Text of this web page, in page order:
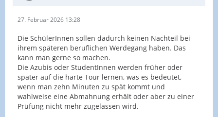
27. Februar 2026 13:28
Die SchülerInnen sollen dadurch keinen Nachteil bei
ihrem späteren beruflichen Werdegang haben. Das
kann man gerne so machen.
Die Azubis oder StudentInnen werden früher oder
später auf die harte Tour lernen, was es bedeutet,
wenn man zehn Minuten zu spät kommt und
wahlweise eine Abmahnung erhält oder aber zu einer
Prüfung nicht mehr zugelassen wird.